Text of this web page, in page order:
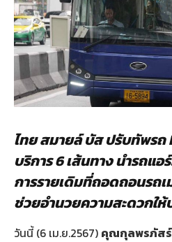
ไทย สมายล์ บัส ปรับทัพรถ
บริการ 6 เส้นทาง นำรถแ
การรายเดิมที่ถอดถอนรถ
ช่วยอำนวยความสะดวกให้
วันนี้ (6 เม.ย.2567) คุณกุลพรภัส